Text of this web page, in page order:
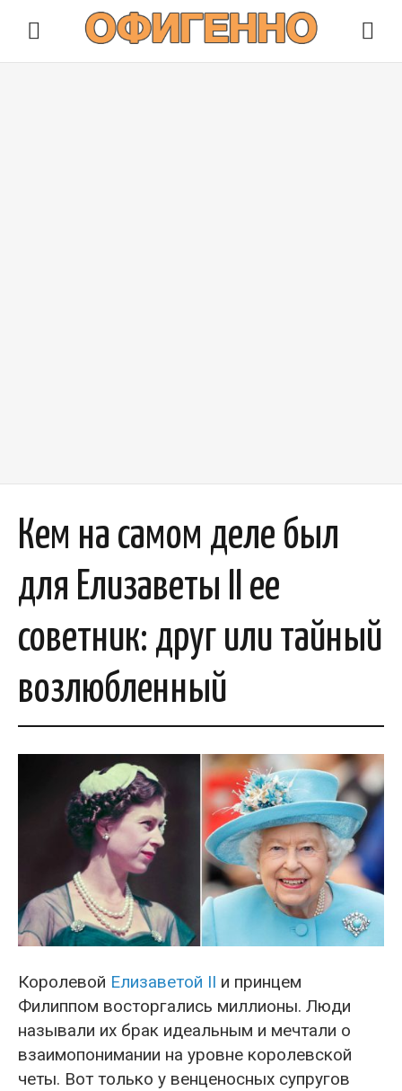
Кем на самом деле был
для Елизаветы II ее
советник: друг или тайный
возлюбленный
Королевой Елизаветой II и принцем
Филиппом восторгались миллионы. Люди
называли их брак идеальным и мечтали о
взаимопонимании на уровне королевской
четы. Вот только у венценосных супругов